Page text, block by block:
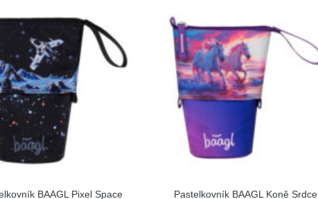
BAAGL Pixel Space
Pastelkovník BAAGL Koně Srdce